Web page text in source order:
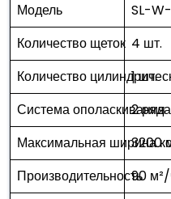
Модель SL-
Количество щеток 4 шт.
Количество
1 шт.
Система ополаскивания
2 ряда
Максимальная ширина
3200
Производительность
90